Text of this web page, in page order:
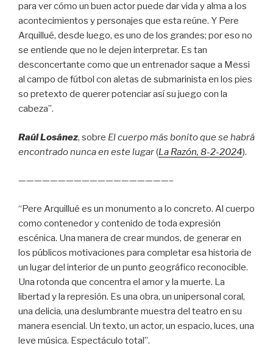
para ver cómo un buen actor puede dar vida y alma a los
acontecimientos y personajes que esta reúne. Y Pere
Arquillué, desde luego, es uno de los grandes; por eso no
se entiende que no le dejen interpretar. Es tan
desconcertante como que un entrenador saque a Messi
al campo de fútbol con aletas de submarinista en los pies
so pretexto de querer potenciar así su juego con la
cabeza”.
Raúl Losánez, sobre El cuerpo más bonito que se habrá
encontrado nunca en este lugar(La Razón, 8-2-2024).
———————————————————–
“Pere Arquillué es un monumento a lo concreto. Al cuerpo
como contenedor y contenido de toda expresión
escénica. Una manera de crear mundos, de generar en
los públicos motivaciones para completar esa historia de
un lugar del interior de un punto geográfico reconocible.
Una rotonda que concentra el amor y la muerte. La
libertad y la represión. Es una obra, un unipersonal coral,
una delicia, una deslumbrante muestra del teatro en su
manera esencial. Un texto, un actor, un espacio, luces, una
leve música. Espectáculo total”.